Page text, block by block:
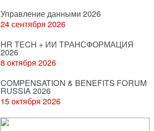
Управление данными 2026
24 сентября 2026
HR TECH + ИИ ТРАНСФОРМАЦИЯ
2026
8 октября 2026
COMPENSATION & BENEFITS FORUM
RUSSIA 2026
15 октября 2026